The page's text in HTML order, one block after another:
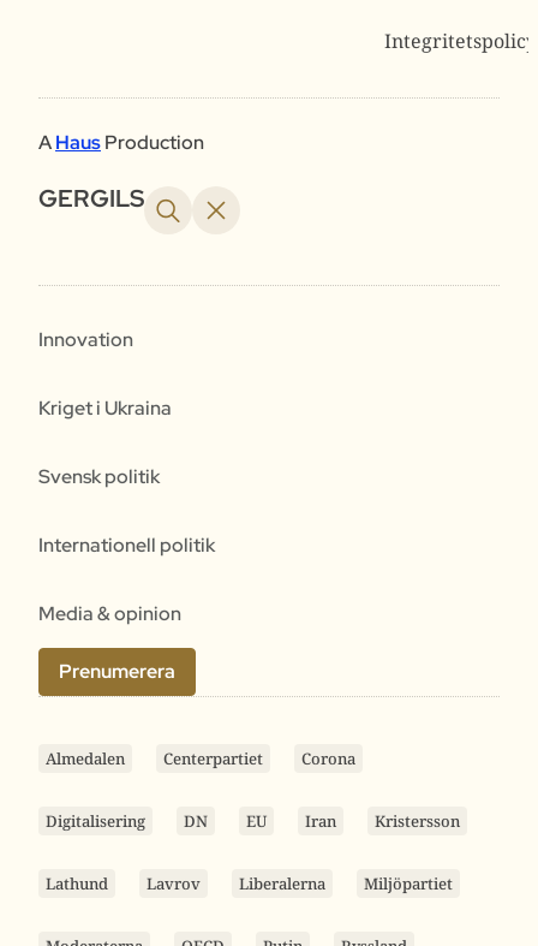
Integritetspolicy
AHausProduction
GERGILS
Innovation
Kriget i Ukraina
Svensk politik
Internationell politik
Media & opinion
Prenumerera
Almedalen Centerpartiet Corona
Digitalisering DN EU Iran Kristersson
Lathund Lavrov Liberalerna Miljöpartiet